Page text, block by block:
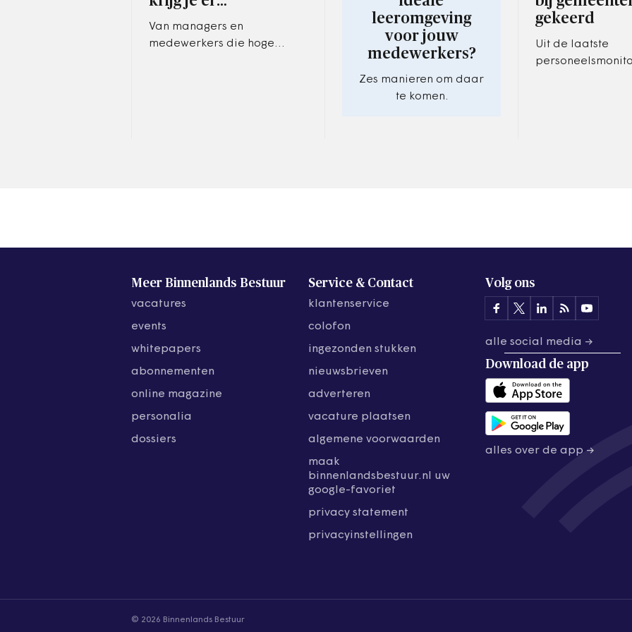
Van managers en
medewerkers die hoge
leeromgeving
voor jouw
medewerkers?
Zes manieren om daar
te komen.
gekeerd
Uit de laatste
Meer Binnenlands Bestuur
vacatures
events
whitepapers
abonnementen
online magazine
personalia
dossiers
Service & Contact
klantenservice
colofon
ingezonden stukken
nieuwsbrieven
adverteren
vacature plaatsen
algemene voorwaarden
maak
binnenlandsbestuur.nl uw
google-favoriet
privacy statement
privacyinstellingen
Volg ons
alle social media →
Download de app
alles over de app →
© 2026 Binnenlands Bestuur